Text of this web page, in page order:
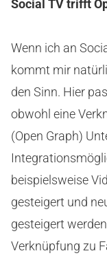
Social TV trifft
Wenn ich an
kommt mir
den Sinn. Hier
obwohl eine
(Open Graph)
beispielsweise
gesteigert und
gesteigert
Verknüpfung zu